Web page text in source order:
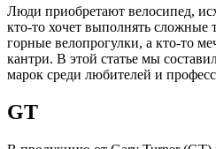
Люди приобретают велосипед,
кто-то хочет выполнять сложные
горные велопрогулки, а кто-то
кантри. В этой статье мы
марок среди любителей и
GT